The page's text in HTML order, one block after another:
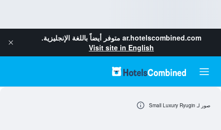
ar.hotelscombined.com متوفر أيضاً باللغة الإنجليزية.
Visit site in English
صور لـ Small Luxury Ryugin